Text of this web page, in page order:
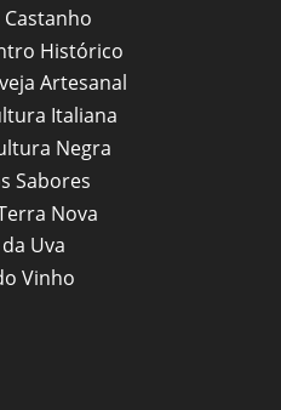
Histórico
Artesanal
Italiana
Negra
Sabores
Nova
Uva
Vinho